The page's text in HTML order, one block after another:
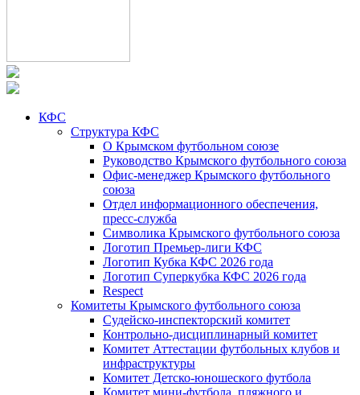
КФС
Структура КФС
О Крымском футбольном союзе
Руководство Крымского футбольного союза
Офис-менеджер Крымского футбольного
союза
Отдел информационного обеспечения,
пресс-служба
Символика Крымского футбольного союза
Логотип Премьер-лиги КФС
Логотип Кубка КФС 2026 года
Логотип Суперкубка КФС 2026 года
Respect
Комитеты Крымского футбольного союза
Судейско-инспекторский комитет
Контрольно-дисциплинарный комитет
Комитет Аттестации футбольных клубов и
инфраструктуры
Комитет Детско-юношеского футбола
Комитет мини-футбола, пляжного и